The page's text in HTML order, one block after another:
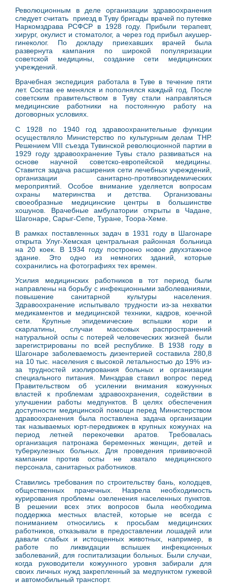
Революционным в деле организации здравоохранения
следует считать приезд в Туву бригады врачей по путевке
Наркомздрава РСФСР в 1928 году. Прибыли терапевт,
хирург, окулист и стоматолог, а через год прибыл акушер-
гинеколог. По докладу приехавших врачей была
развернута кампания по широкой популяризации
советской медицины, создание сети медицинских
учреждений.
Врачебная экспедиция работала в Туве в течение пяти
лет. Состав ее менялся и пополнялся каждый год. После
советским правительством в Туву стали направляться
медицинские работники на постоянную работу на
договорных условиях.
С 1928 по 1940 год здравоохранительные функции
осуществляло Министерство по культурным делам ТНР.
Решением VIII съезда Тувинской революционной партии в
1929 году здравоохранение Тувы стало развиваться на
основе научной советско-европейской медицины.
Ставится задача расширения сети лечебных учреждений,
организации санитарно-противоэпидемических
мероприятий. Особое внимание уделяется вопросам
охраны материнства и детства. Организованы
своеобразные медицинские центры в большинстве
хошунов. Врачебные амбулатории открыты в Чадане,
Шагонаре, Сарыг-Сепе, Туране, Тоора-Хеме.
В рамках поставленных задач в 1931 году в Шагонаре
открыта Улуг-Хемская центральная районная больница
на 20 коек. В 1934 году построено новое двухэтажное
здание. Это одно из немногих зданий, которые
сохранились на фотографиях тех времен.
Усилия медицинских работников в тот период были
направлены на борьбу с инфекционными заболеваниями,
повышение санитарной культуры населения.
Здравоохранение испытывало трудности из-за нехватки
медикаментов и медицинской техники, кадров, коечной
сети. Крупные эпидемические вспышки кори и
скарлатины, случаи массовых распространений
натуральной оспы с потерей человеческих жизней были
зарегистрированы по всей республике. В 1938 году в
Шагонаре заболеваемость дизентерией составила 280,8
на 10 тыс. населения с высокой летальностью до 19% из-
за трудностей изолирования больных и организации
специального питания. Минздрав ставил вопрос перед
Правительством об усилении внимания кожуунных
властей к проблемам здравоохранения, содействии в
улучшении работы медпунктов. В целях обеспечения
доступности медицинской помощи перед Министерством
здравоохранения была поставлена задача организации
так называемых юрт-передвижек в крупных кожуунах на
период летней перекочевки аратов. Требовалась
организация патронажа беременных женщин, детей и
туберкулезных больных. Для проведения прививочной
кампании против оспы не хватало медицинского
персонала, санитарных работников.
Ставились требования по строительству бань, колодцев,
общественных прачечных. Назрела необходимость
курирования проблемы озеленения населенных пунктов.
В решении всех этих вопросов была необходима
поддержка местных властей, которые не всегда с
пониманием относились к просьбам медицинских
работников, отказывали в предоставлении лошадей или
давали слабых и истощенных животных, например, в
работе по ликвидации вспышек инфекционных
заболеваний, для госпитализации больных. Были случаи,
когда руководители кожуунного уровня забирали для
своих личных нужд закрепленный за медпунктом гужевой
и автомобильный транспорт.